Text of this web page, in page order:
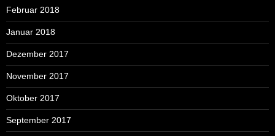
Februar 2018
Januar 2018
Dezember 2017
November 2017
Oktober 2017
September 2017